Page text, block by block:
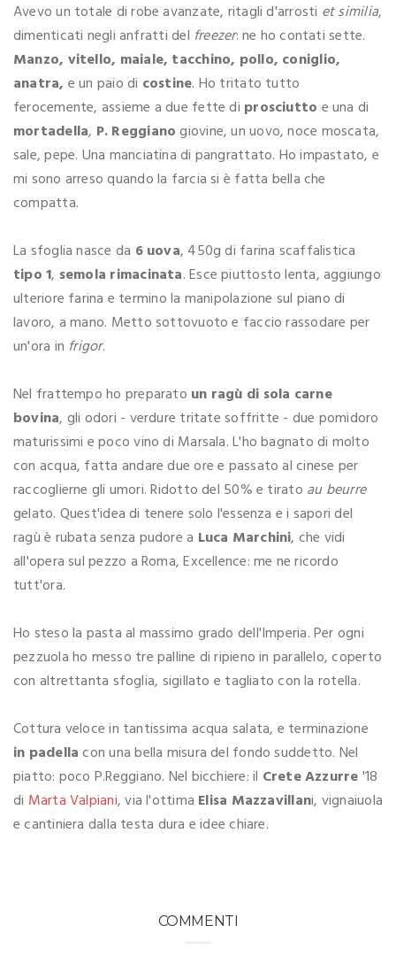
Avevo un totale di robe avanzate, ritagli d'arrosti et similia,
dimenticati negli anfratti del freezer: ne ho contati sette.
Manzo, vitello, maiale, tacchino, pollo, coniglio,
anatra, e un paio di costine. Ho tritato tutto
ferocemente, assieme a due fette di prosciutto e una di
mortadella, P. Reggianogiovine, un uovo, noce moscata,
sale, pepe. Una manciatina di pangrattato. Ho impastato, e
mi sono arreso quando la farcia si è fatta bella che
compatta.
La sfoglia nasce da 6 uova, 450g di farina scaffalistica
tipo 1, semola rimacinata. Esce piuttosto lenta, aggiungo
ulteriore farina e termino la manipolazione sul piano di
lavoro, a mano. Metto sottovuoto e faccio rassodare per
un'ora in frigor.
Nel frattempo ho preparato un ragù di sola carne
bovina, gli odori - verdure tritate soffritte - due pomidoro
maturissimi e poco vino di Marsala. L'ho bagnato di molto
con acqua, fatta andare due ore e passato al cinese per
raccoglierne gli umori. Ridotto del 50% e tirato au beurre
gelato. Quest'idea di tenere solo l'essenza e i sapori del
ragù è rubata senza pudore a Luca Marchini, che vidi
all'opera sul pezzo a Roma, Excellence: me ne ricordo
tutt'ora.
Ho steso la pasta al massimo grado dell'Imperia. Per ogni
pezzuola ho messo tre palline di ripieno in parallelo, coperto
con altrettanta sfoglia, sigillato e tagliato con la rotella.
Cottura veloce in tantissima acqua salata, e terminazione
in padellacon una bella misura del fondo suddetto. Nel
piatto: poco P.Reggiano. Nel bicchiere: il Crete Azzurre'18
di Marta Valpiani, via l'ottima Elisa Mazzavillani, vignaiuola
e cantiniera dalla testa dura e idee chiare.
COMMENTI